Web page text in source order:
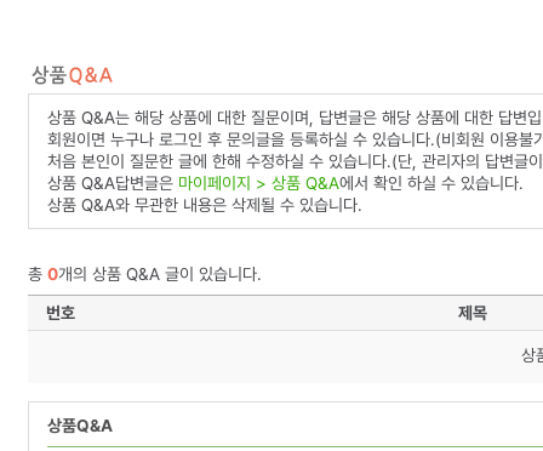
상품 Q&A는 해당 상품에 대한 질문이며, 답변글은 해당 상품에 대한 답변
회원이면 누구나 로그인 후 문의글을 등록하실 수 있습니다.(비회원 이용불
처음 본인이 질문한 글에 한해 수정하실 수 있습니다.(단, 관리자의 답변글
상품 Q&A답변글은 마이페이지 > 상품 Q&A에서 확인 하실 수 있습니다.
상품 Q&A와 무관한 내용은 삭제될 수 있습니다.
총 0개의 상품 Q&A 글이 있습니다.
번호
제목
상
상품Q&A